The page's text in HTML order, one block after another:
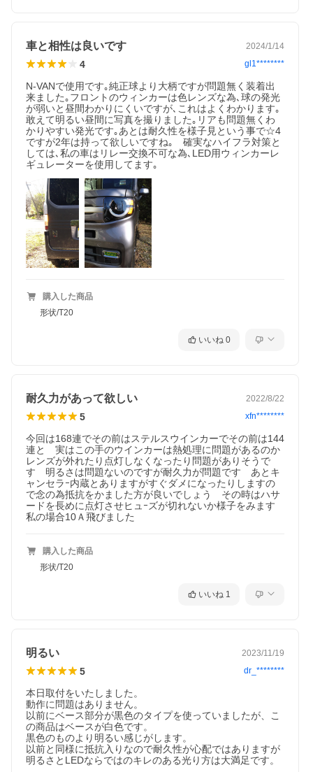
車と相性は良いです 2024/1/14
4 gl1********
N-VANで使用です｡純正球より大柄ですが問題無く装着出
来ました｡フロントのウィンカーは色レンズな為､球の発光
が弱いと昼間わかりにくいですが､これはよくわかります｡
敢えて明るい昼間に写真を撮りました｡リアも問題無くわ
かりやすい発光です｡あとは耐久性を様子見という事で☆4
ですが2年は持って欲しいですね｡　確実なハイフラ対策と
しては､私の車はリレー交換不可な為､LED用ウィンカーレ
ギュレーターを使用してます｡
購入した商品
形状/T20
いいね 0
耐久力があって欲しい 2022/8/22
5 xfn********
今回は168連でその前はステルスウインカーでその前は144
連と　実はこの手のウインカーは熱処理に問題があるのか
レンズが外れたり点灯しなくなったり問題がありそうで
す　明るさは問題ないのですが耐久力が問題です　あとキ
ャンセラｰ内蔵とありますがすぐダメになったりしますの
で念の為抵抗をかました方が良いでしょう　その時はハサ
ードを長めに点灯させヒュｰズが切れないか様子をみます
私の場合10Ａ飛びました
購入した商品
形状/T20
いいね 1
明るい 2023/11/19
5 dr_********
本日取付をいたしました。
動作に問題はありません。
以前にベース部分が黒色のタイプを使っていましたが、こ
の商品はベースが白色です。
黒色のものより明るい感じがします。
以前と同様に抵抗入りなので耐久性が心配ではありますが
明るさとLEDならではのキレのある光り方は大満足です。